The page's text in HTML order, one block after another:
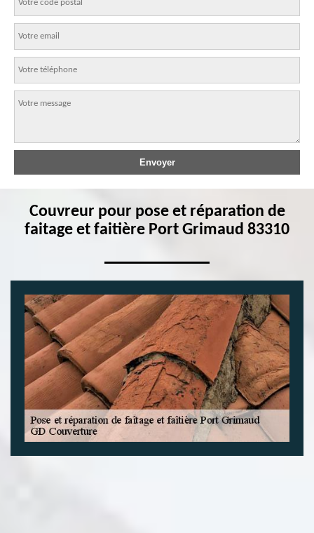
Couvreur pour pose et réparation de
faitage et faitière Port Grimaud 83310